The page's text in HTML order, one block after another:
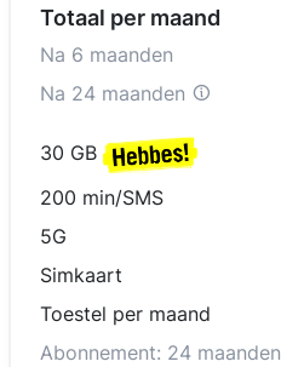
Totaal per maand
Na 6 maanden
Na 24 maanden
30 GB
200 min/SMS
5G
Simkaart
Toestel per maand
Abonnement: 24 maanden